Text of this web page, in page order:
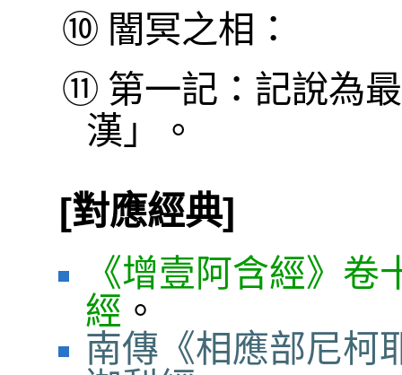
⑩ 闇冥之相：
⑪ 第一記：記說為
漢」。
[對應經典]
《增壹阿含經》
經 。
南傳《相應部尼柯